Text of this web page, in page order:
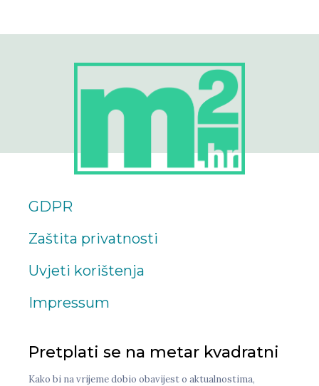
GDPR
Zaštita privatnosti
Uvjeti korištenja
Impressum
Pretplati se na metar kvadratni
Kako bi na vrijeme dobio obavijest o aktualnostima,